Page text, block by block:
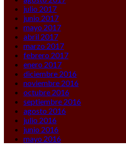
julio 2017
junio 2017
mayo 2017
abril 2017
marzo 2017
febrero 2017
enero 2017
diciembre 2016
noviembre 2016
octubre 2016
septiembre 2016
agosto 2016
julio 2016
junio 2016
mayo 2016